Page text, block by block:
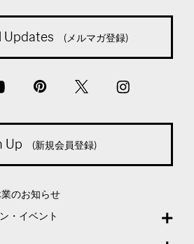
Updates (メルマガ登録)
Up (新規会員登録)
のお知らせ
・イベント